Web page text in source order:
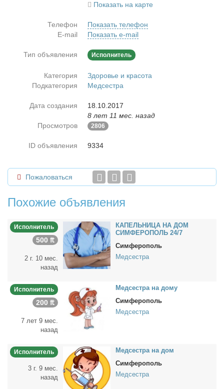
Показать на карте
Телефон
Показать телефон
E-mail
Показать e-mail
Тип объявления Исполнитель
Категория
Здоровье и красота
Подкатегория
Медсестра
Дата создания
18.10.2017
8 лет 11 мес. назад
Просмотров
2806
ID объявления 9334
Пожаловаться
Похожие объявления
Исполнитель
500 ₶
2 г. 10 мес.
назад
КАПЕЛЬНИЦА НА ДОМ
СИМФЕРОПОЛЬ 24/7
Симферополь
Медсестра
Исполнитель
200 ₶
7 лет 9 мес.
назад
Мед­сест­ра на до­му
Симферополь
Медсестра
Исполнитель
3 г. 9 мес.
назад
Мед­сест­ра на дом
Симферополь
Медсестра